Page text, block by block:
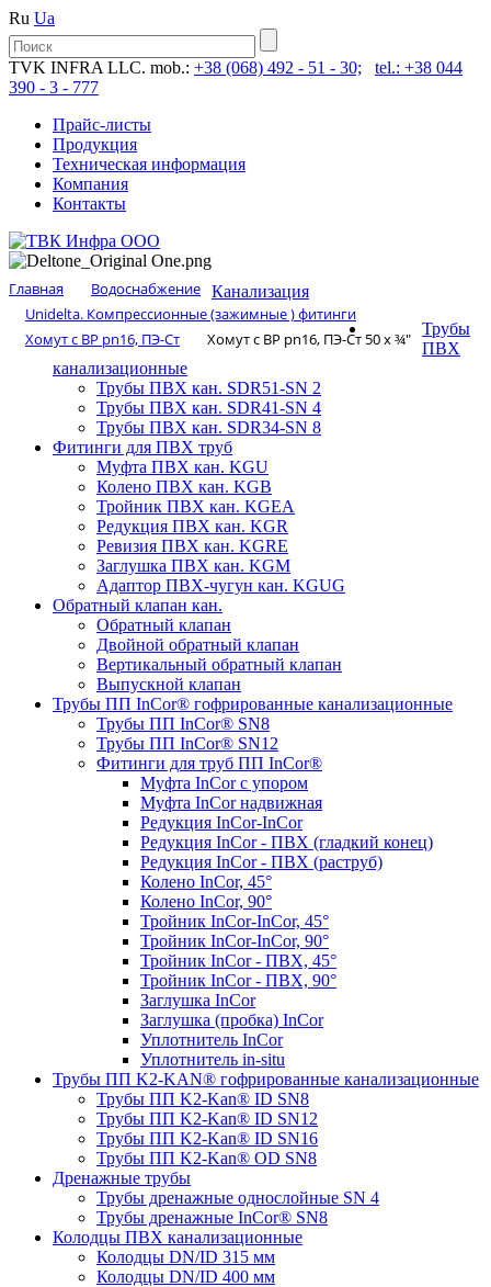
Ru Ua
TVK INFRA LLC. mob.: +38 (068) 492 - 51 - 30;
tel.: +38 044
390 - 3 - 777
Прайс-листы
Продукция
Техническая информация
Компания
Контакты
Главная
Водоснабжение
Unidelta. Компрессионные (зажимные ) фитинги
Хомут с ВР pn16, ПЭ-Ст
Хомут с ВР pn16, ПЭ-Ст 50 х ¾″
Канализация
Трубы
ПВХ
канализационные
Трубы ПВХ кан. SDR51-SN 2
Трубы ПВХ кан. SDR41-SN 4
Трубы ПВХ кан. SDR34-SN 8
Фитинги для ПВХ труб
Муфта ПВХ кан. KGU
Колено ПВХ кан. KGB
Тройник ПВХ кан. KGEA
Редукция ПВХ кан. KGR
Ревизия ПВХ кан. KGRE
Заглушка ПВХ кан. KGM
Адаптор ПВХ-чугун кан. KGUG
Обратный клапан кан.
Обратный клапан
Двойной обратный клапан
Вертикальный обратный клапан
Выпускной клапан
Трубы ПП InCor® гофри­рованные канализационные
Трубы ПП InCor® SN8
Трубы ПП InCor® SN12
Фитинги для труб ПП InCor®
Муфта InCor с упором
Муфта InCor надвижная
Редукция InCor-InCor
Редукция InCor - ПВХ (гладкий конец)
Редукция InCor - ПВХ (раструб)
Колено InCor, 45°
Колено InCor, 90°
Тройник InCor-InCor, 45°
Тройник InCor-InCor, 90°
Тройник InCor - ПВХ, 45°
Тройник InCor - ПВХ, 90°
Заглушка InCor
Заглушка (пробка) InCor
Уплотнитель InCor
Уплотнитель in-situ
Трубы ПП K2-KAN® гофри­рованные канализационные
Трубы ПП K2-Kan® ID SN8
Трубы ПП K2-Kan® ID SN12
Трубы ПП K2-Kan® ID SN16
Трубы ПП K2-Kan® OD SN8
Дренажные трубы
Трубы дренажные однослойные SN 4
Трубы дренажные InCor® SN8
Колодцы ПВХ канализационные
Колодцы DN/ID 315 мм
Колодцы DN/ID 400 мм